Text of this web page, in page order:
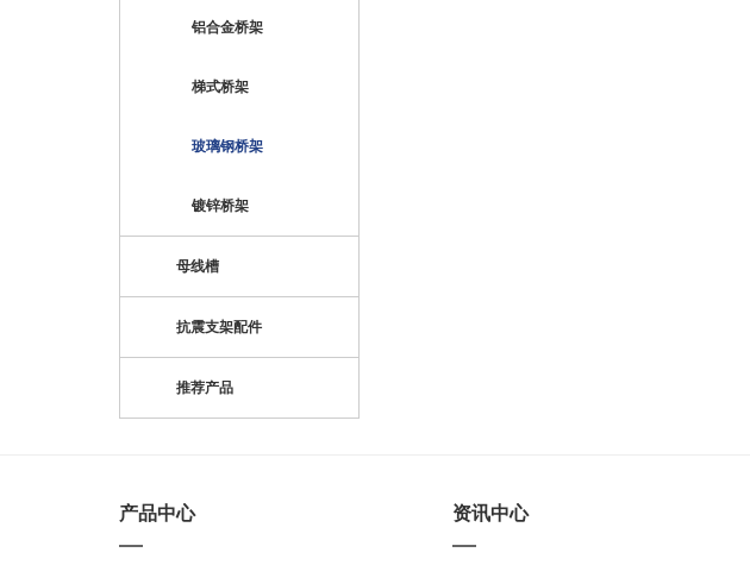
铝合金桥架
梯式桥架
玻璃钢桥架
镀锌桥架
母线槽
抗震支架配件
推荐产品
产品中心 资讯中心